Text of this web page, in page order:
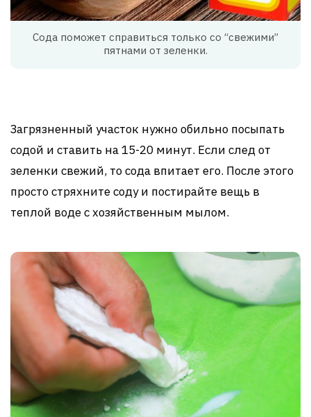
Сода поможет справиться только со “свежими”
пятнами от зеленки.
Загрязненный участок нужно обильно посыпать
содой и ставить на 15-20 минут. Если след от
зеленки свежий, то сода впитает его. После этого
просто стряхните соду и постирайте вещь в
теплой воде с хозяйственным мылом.